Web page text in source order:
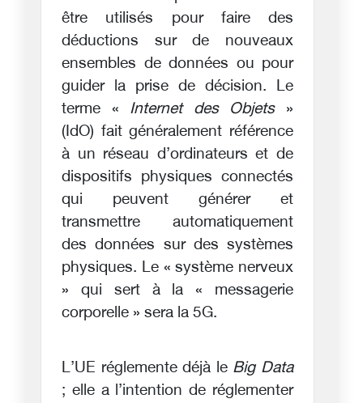
être utilisés pour faire des
déductions sur de nouveaux
ensembles de données ou pour
guider la prise de décision. Le
terme « Internet des Objets »
(IdO) fait généralement référence
à un réseau d’ordinateurs et de
dispositifs physiques connectés
qui peuvent générer et
transmettre automatiquement
des données sur des systèmes
physiques. Le « système nerveux
» qui sert à la « messagerie
corporelle » sera la 5G.
L’UE réglemente déjà le Big Data
; elle a l’intention de réglementer